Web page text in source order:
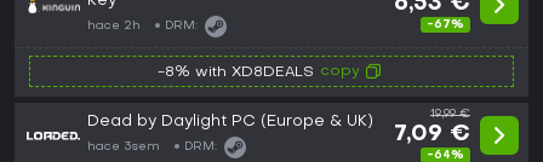
hace 2h DRM: -67%
-8% with XD8DEALS copy
Dead by Daylight PC (Europe & UK)
hace 3sem DRM:
19,99 €
7,09 €
-64%